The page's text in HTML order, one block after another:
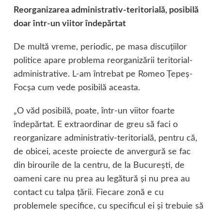
Reorganizarea administrativ-teritorială, posibilă
doar într-un viitor îndepărtat
De multă vreme, periodic, pe masa discuţiilor
politice apare problema reorganizării teritorial-
administrative. L-am întrebat pe Romeo Ţepeş-
Focşa cum vede posibilă aceasta.
„O văd posibilă, poate, într-un viitor foarte
îndepărtat. E extraordinar de greu să faci o
reorganizare administrativ-teritorială, pentru că,
de obicei, aceste proiecte de anvergură se fac
din birourile de la centru, de la Bucureşti, de
oameni care nu prea au legătură şi nu prea au
contact cu talpa ţării. Fiecare zonă e cu
problemele specifice, cu specificul ei şi trebuie să